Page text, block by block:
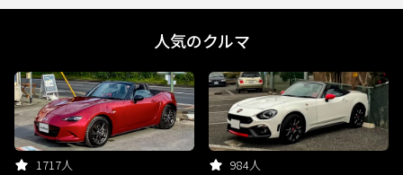
人気のクルマ
1717人 984人